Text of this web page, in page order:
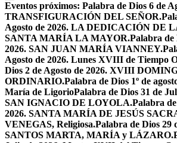
Eventos próximos: Palabra de Dios 6 de
TRANSFIGURACIÓN DEL SEÑOR.
Agosto de 2026. LA DEDICACIÓN DE
SANTA MARÍA LA MAYOR.Palabra de
2026. SAN JUAN MARÍA VIANNEY.
Agosto de 2026. Lunes XVIII de Tiempo
Dios 2 de Agosto de 2026. XVIII
ORDINARIO.Palabra de Dios 1º de
María de LigorioPalabra de Dios 31 de
SAN IGNACIO DE LOYOLA.Palabra
2026. SANTA MARÍA DE JESÚS
VENEGAS, Religiosa.Palabra de Dios 29
SANTOS MARTA, MARÍA y LÁZARO.